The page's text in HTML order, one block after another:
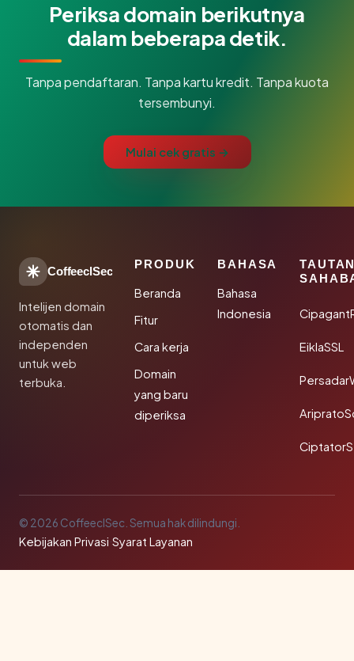
Periksa domain berikutnya
dalam beberapa detik.
Tanpa pendaftaran. Tanpa kartu kredit. Tanpa kuota
tersembunyi.
Mulai cek gratis →
CoffeeclSec
Intelijen domain
otomatis dan
independen
untuk web
terbuka.
PRODUK
Beranda
Fitur
Cara kerja
Domain
yang baru
diperiksa
BAHASA
Bahasa
Indonesia
EiklaSSL
© 2026 CoffeeclSec. Semua hak dilindungi.
Kebijakan Privasi·Syarat Layanan